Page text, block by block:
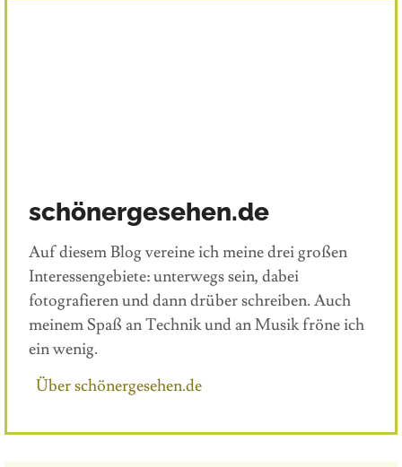
schönergesehen.de
Auf diesem Blog vereine ich meine drei großen
Interessengebiete: unterwegs sein, dabei
fotografieren und dann drüber schreiben. Auch
meinem Spaß an Technik und an Musik fröne ich
ein wenig.
Über schönergesehen.de